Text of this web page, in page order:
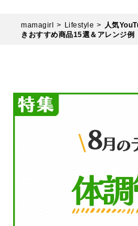
mamagirl Lifestyle
人気
きおすすめ商品15選＆アレンジ例